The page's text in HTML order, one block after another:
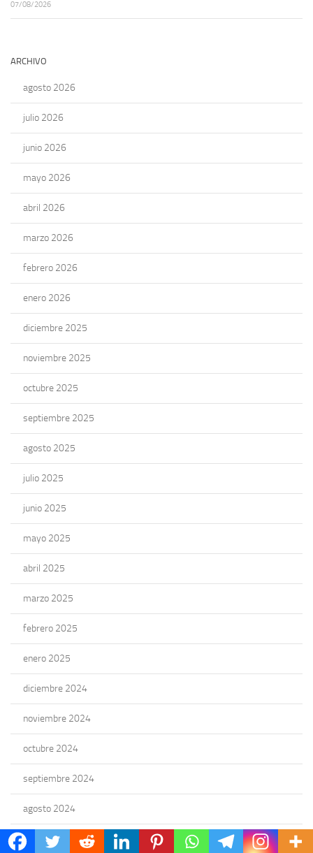
07/08/2026
ARCHIVO
agosto 2026
julio 2026
junio 2026
mayo 2026
abril 2026
marzo 2026
febrero 2026
enero 2026
diciembre 2025
noviembre 2025
octubre 2025
septiembre 2025
agosto 2025
julio 2025
junio 2025
mayo 2025
abril 2025
marzo 2025
febrero 2025
enero 2025
diciembre 2024
noviembre 2024
octubre 2024
septiembre 2024
agosto 2024
julio 2024